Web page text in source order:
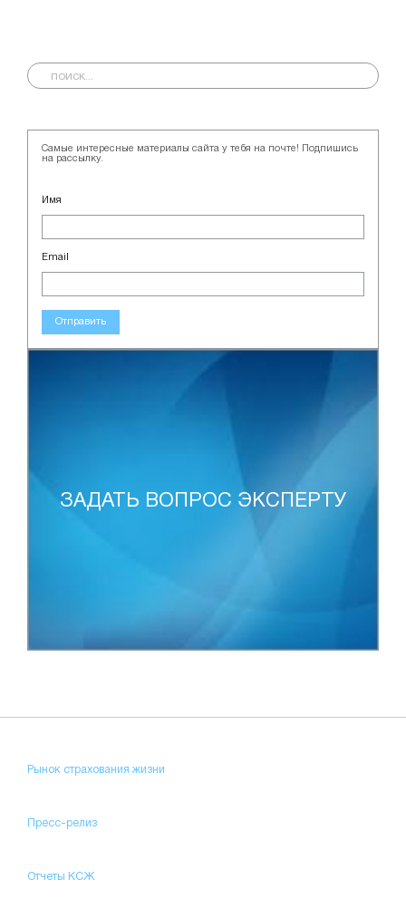
Самые интересные материалы сайта у тебя на почте! Подпишись
на рассылку.
Имя
Email
Отправить
ЗАДАТЬ ВОПРОС ЭКСПЕРТУ
Рынок страхования жизни
Пресс-релиз
Отчеты КСЖ